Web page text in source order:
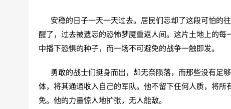
安稳的日子一天一天过去。居民们忘却了这段可怕的
醒了，过去被遗忘的恐怖梦魇重返人间。这片土地上的
中播下恐惧的种子，而一场不可避免的战争一触即发。
勇敢的战士们挺身而出，却无奈陨落，而那些没有足
体，将其通通收入自己的军队。他不留下任何人质，将
免。他的力量惊人地扩张，无人能敌。